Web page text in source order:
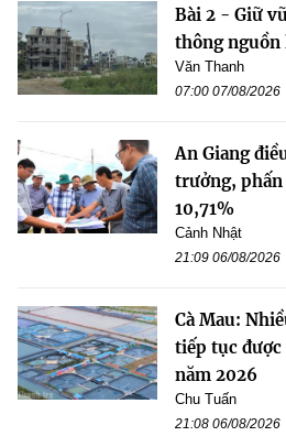
Bài 2 - Giữ
thông
Văn Thanh
07:00 07/08/2026
An Giang
trưởng, phấn
10,71%
Cảnh Nhật
21:09 06/08/2026
Cà Mau:
tiếp tục được
năm 2026
Chu Tuấn
21:08 06/08/2026